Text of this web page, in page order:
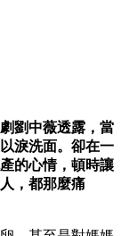
劉中薇透露，當
淚洗面。卻在一
的心情，頓時讓
，都那麼痛